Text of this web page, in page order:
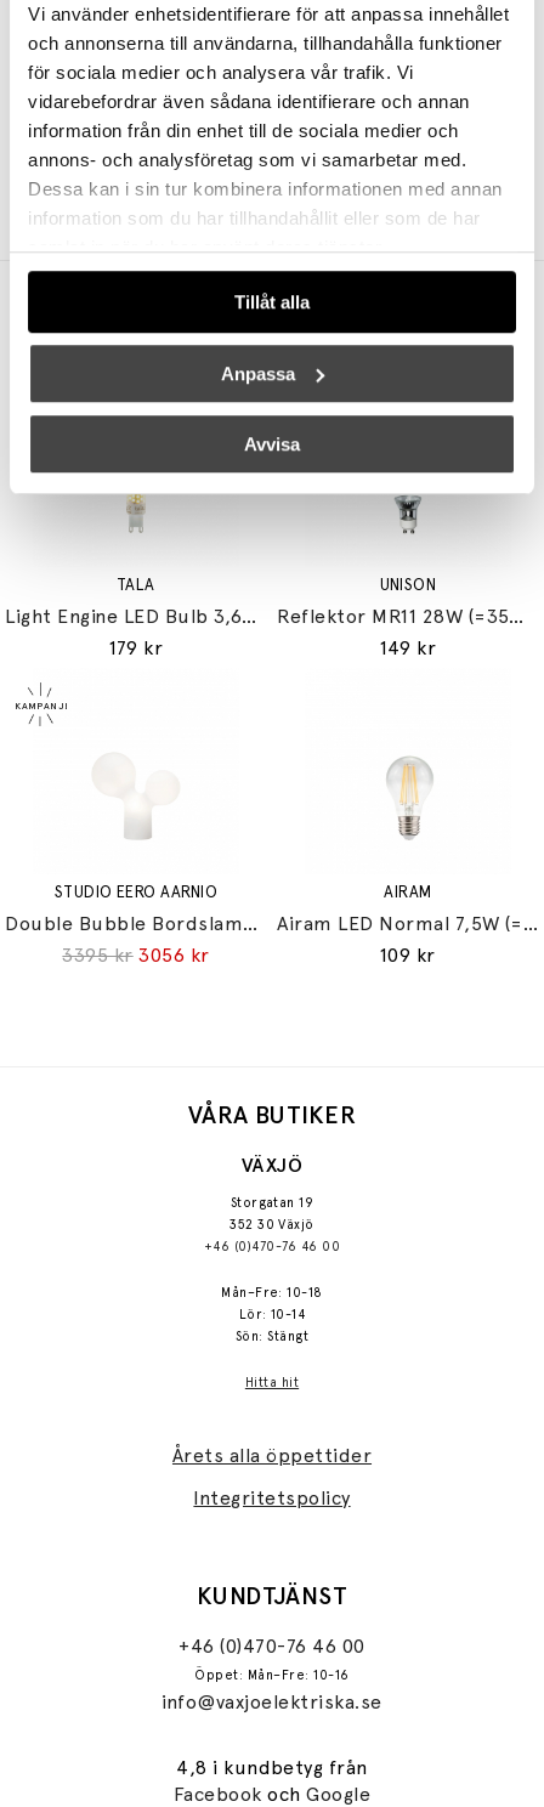
Vi använder enhetsidentifierare för att anpassa innehållet
och annonserna till användarna, tillhandahålla funktioner
för sociala medier och analysera vår trafik. Vi
vidarebefordrar även sådana identifierare och annan
information från din enhet till de sociala medier och
annons- och analysföretag som vi samarbetar med.
Dessa kan i sin tur kombinera informationen med annan
information som du har tillhandahållit eller som de har
samlat in när du har använt deras tjänster.
Tillåt alla
Anpassa
Avvisa
FERM LIVING
Bau Pot Small Cashmere
699 kr 559 kr
FERM LIVING
1059 kr 741 kr
Andra köpte även
TALA
Light Engine LED Bulb 3,6W (=33W) 2700K G9 Lightly Frosted
179 kr
UNISON
Reflektor MR11 28W (=35W) GU10
149 kr
STUDIO EERO AARNIO
Double Bubble Bordslampa Small
3395 kr 3056 kr
AIRAM
Airam LED Normal 7,5W (=60W) E27
109 kr
VÅRA BUTIKER
VÄXJÖ
Storgatan 19
352 30 Växjö
+46 (0)470-76 46 00
Mån–Fre: 10-18
Lör: 10-14
Sön: Stängt
Hitta hit
Årets alla öppettider
Integritetspolicy
KUNDTJÄNST
+46 (0)470-76 46 00
Öppet: Mån–Fre: 10-16
info@vaxjoelektriska.se
4,8 i kundbetyg från
FacebookochGoogle